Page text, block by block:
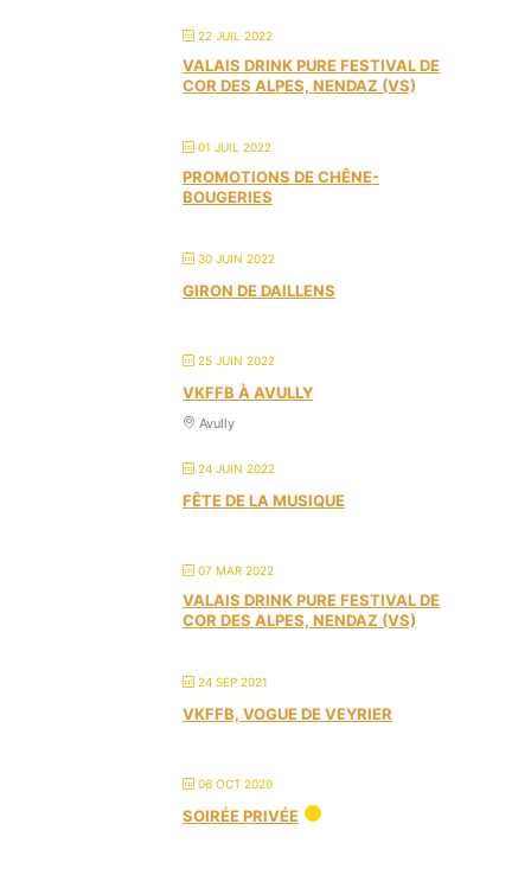
22 JUIL 2022
VALAIS DRINK PURE FESTIVAL DE
COR DES ALPES, NENDAZ (VS)
01 JUIL 2022
PROMOTIONS DE CHÊNE-
BOUGERIES
30 JUIN 2022
GIRON DE DAILLENS
25 JUIN 2022
VKFFB À AVULLY
Avully
24 JUIN 2022
FÊTE DE LA MUSIQUE
07 MAR 2022
VALAIS DRINK PURE FESTIVAL DE
COR DES ALPES, NENDAZ (VS)
24 SEP 2021
VKFFB, VOGUE DE VEYRIER
06 OCT 2020
SOIRÉE PRIVÉE